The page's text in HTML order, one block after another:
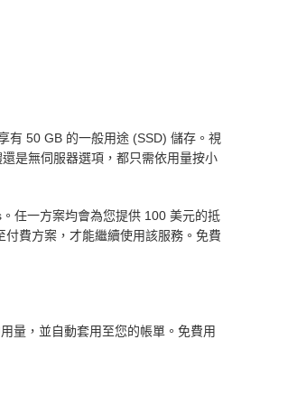
有 50 GB 的一般用途 (SSD) 儲存。視
是無伺服器選項，都只需依用量按小
任一方案均會為您提供 100 美元的抵
費方案，才能繼續使用該服務。免費
量，並自動套用至您的帳單。免費用